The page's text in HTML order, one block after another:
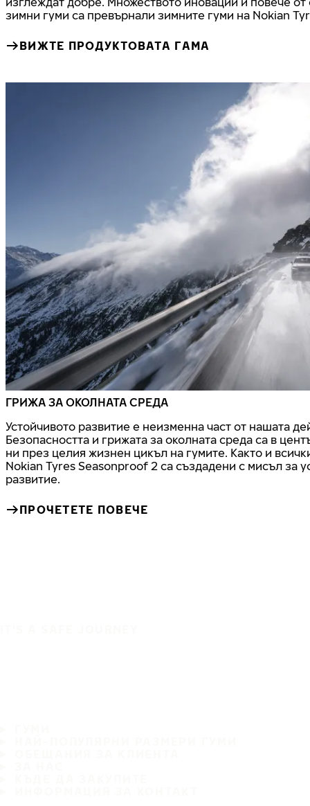
зимни гуми са превърнали зимните гуми на Nokian
ВИЖТЕ ПРОДУКТОВАТА ГАМА
ГРИЖА ЗА ОКОЛНАТА СРЕДА
Устойчивото развитие е неизменна част от нашата
Безопасността и грижата за околната среда са в
ни през целия жизнен цикъл на гумите. Както и
Nokian Tyres Seasonproof 2 са създадени с мисъл за
развитие.
ПРОЧЕТЕТЕ ПОВЕЧЕ